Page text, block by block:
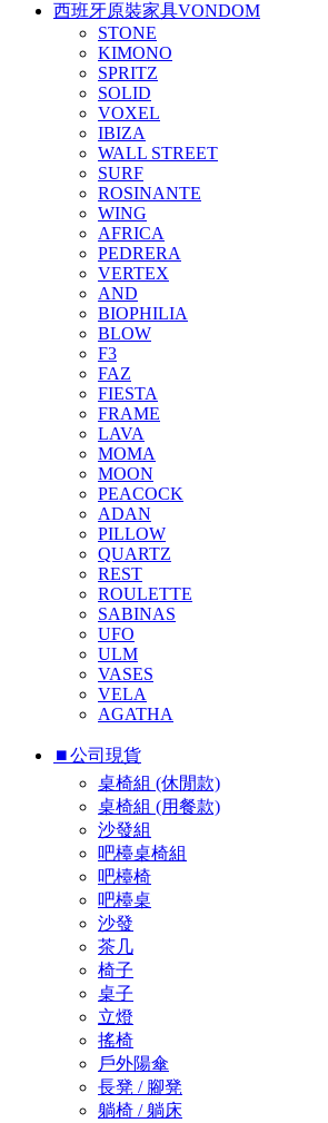
西班牙原裝家具VONDOM
STONE
KIMONO
SPRITZ
SOLID
VOXEL
IBIZA
WALL STREET
SURF
ROSINANTE
WING
AFRICA
PEDRERA
VERTEX
AND
BIOPHILIA
BLOW
F3
FAZ
FIESTA
FRAME
LAVA
MOMA
MOON
PEACOCK
ADAN
PILLOW
QUARTZ
REST
ROULETTE
SABINAS
UFO
ULM
VASES
VELA
AGATHA
⏹︎公司現貨
桌椅組 (休閒款)
桌椅組 (用餐款)
沙發組
吧檯桌椅組
吧檯椅
吧檯桌
沙發
茶几
椅子
桌子
立燈
搖椅
戶外陽傘
長凳 / 腳凳
躺椅 / 躺床